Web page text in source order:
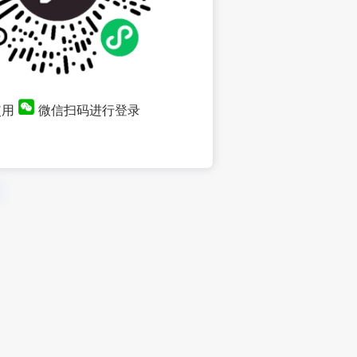
微信扫码进行登录